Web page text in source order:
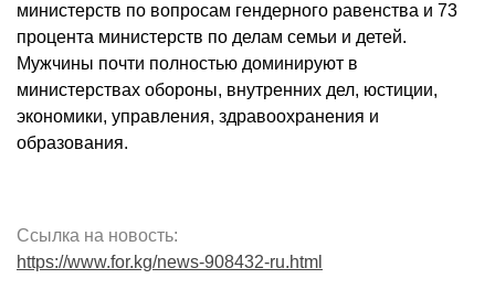
министерств по вопросам гендерного равенства и 73
процента министерств по делам семьи и детей.
Мужчины почти полностью доминируют в
министерствах обороны, внутренних дел, юстиции,
экономики, управления, здравоохранения и
образования.
Ссылка на новость:
https://www.for.kg/news-908432-ru.html